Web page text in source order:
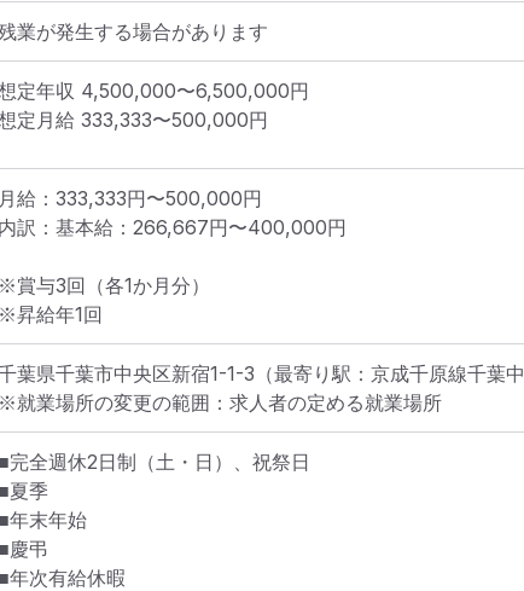
業が発生する場合があります
定年収 4,500,000〜6,500,000円
定月給 333,333〜500,000円
月給：333,333円〜500,000円
内訳：基本給：266,667円〜400,000円
※賞与3回（各1か月分）
※昇給年1回
葉県千葉市中央区新宿1-1-3 （最寄り駅：京成千原線千葉
※就業場所の変更の範囲：求人者の定める就業場所
■完全週休2日制（土・日）、祝祭日
■夏季
■年末年始
■慶弔
■年次有給休暇